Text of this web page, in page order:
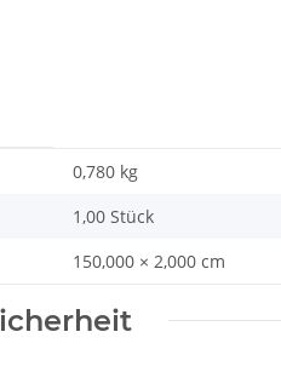
0,780 kg
1,00 Stück
150,000 × 2,000 cm